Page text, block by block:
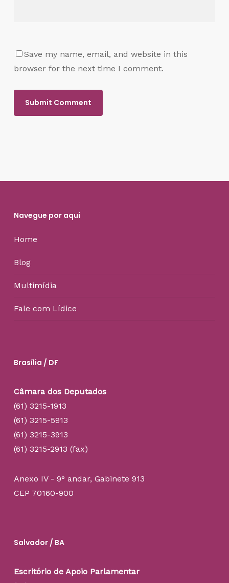
Save my name, email, and website in this
browser for the next time I comment.
Navegue por aqui
Home
Blog
Multimídia
Fale com Lídice
Brasília / DF
Câmara dos Deputados
(61) 3215-1913
(61) 3215-5913
(61) 3215-3913
(61) 3215-2913 (fax)
Anexo IV - 9° andar, Gabinete 913
CEP 70160-900
Salvador / BA
Escritório de Apoio Parlamentar